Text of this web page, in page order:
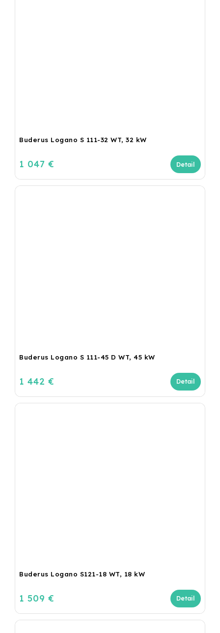
Buderus Logano S 111-32 WT, 32 kW
1 047 € Detail
Buderus Logano S 111-45 D WT, 45 kW
1 442 € Detail
Buderus Logano S121-18 WT, 18 kW
1 509 € Detail